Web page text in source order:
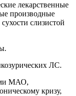
лекарственные
производные
слизистой
ЛС.
МАО,
кризу,